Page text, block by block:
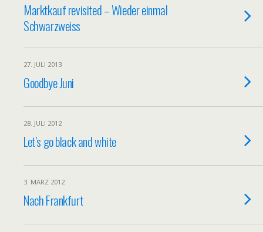
Marktkauf revisited – Wieder einmal
Schwarzweiss
27. JULI 2013
Goodbye Juni
28. JULI 2012
Let’s go black and white
3. MÄRZ 2012
Nach Frankfurt